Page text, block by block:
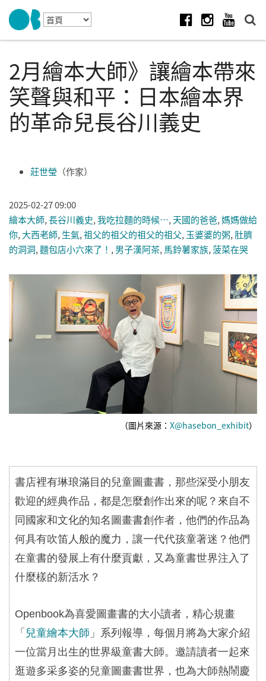
Skip to navigation
移至主內容
2月繪本大師》讓繪本帶來
笑聲與和平：日本繪本界
的革命兒長谷川義史
莊世瑩 （作家）
2025-02-27 09:00
繪本大師,長谷川義史,我吃拉麵的時候…, 天國的爸爸,媽媽做給
你, 大西老師, 生氣,祖父的祖父的祖父的祖父, 玉婆婆的粥, 肚臍
的洞洞,麵包店小六來了！ , 男子漢阿茶, 馬鈴薯家族,菠菜在哭
（圖片來源： X@hasebon_exhibit）
書店裡有琳琅滿目的兒童圖畫書，那些深受小朋友
歡迎的經典作品，都是怎麼創作出來的呢？來自不
同國家和文化的知名圖畫書創作者，他們的作品為
何具有吹笛人般的魔力，讓一代代孩童著迷？他們
在童書的發展上有什麼貢獻，又為童書世界注入了
什麼樣的新活水？
Openbook為喜愛圖畫書的大小讀者，精心規畫
「 兒童繪本大師 」系列報導，每個月將為大家介紹
一位當月出生的世界級童書大師。邀請讀者一起來
逛遊多采多姿的兒童圖畫書世界，也為大師熱鬧慶